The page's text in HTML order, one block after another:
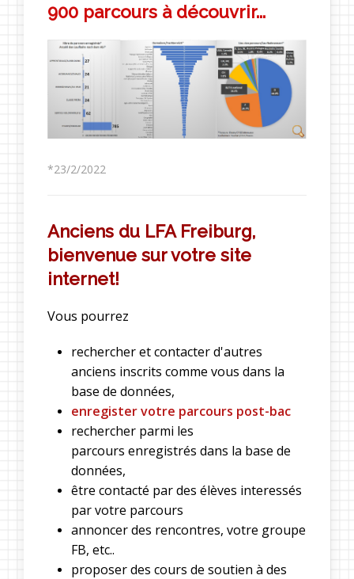
900 parcours à découvrir...
*23/2/2022
Anciens du LFA Freiburg,
bienvenue sur votre site
internet!
Vous pourrez
rechercher et contacter d'autres
anciens inscrits comme vous dans la
base de données,
enregister votre parcours post-bac
rechercher parmi les
parcours enregistrés dans la base de
données,
être contacté par des élèves interessés
par votre parcours
annoncer des rencontres, votre groupe
FB, etc..
proposer des cours de soutien à des